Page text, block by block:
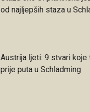
od najljepših staza u
Austrija ljeti: 9 stvari koje
prije puta u Schladming